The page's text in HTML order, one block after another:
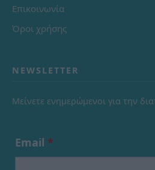
Επικοινωνία
Όροι χρήσης
NEWSLETTER
Μείνετε ενημερώμενοι για την
Email *